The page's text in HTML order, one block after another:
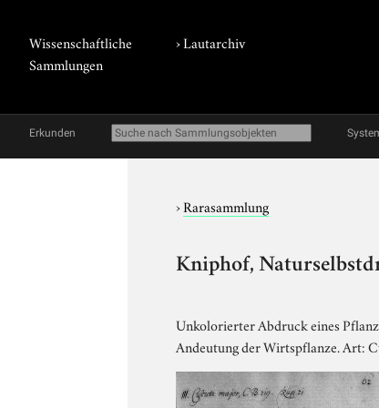
Wissenschaftliche
Sammlungen
›Lautarchiv
Erkunden
›Rarasammlung
Kniphof,
Unkolorierter Abdruck eines
Andeutung der Wirtspflanze. Art: